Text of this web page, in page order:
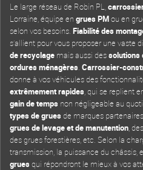
Le large réseau de Robin PL,
Lorraine, équipe en grues PMou en
selon vos besoins. Fiabilité des
s’allient pour vous proposer une vaste
de recyclage mais aussi dessolutions
ordures ménagères Carrossier-
donne à vos véhicules des
extrêmement rapides , qui se replient
gain de temps non négligeable au
types de gruesde marques
grues de levage et de manutention , des
des grues forestières, etc. Selon la
transmission, la puissance du châssis,
gruesqui répondront le mieux à vos